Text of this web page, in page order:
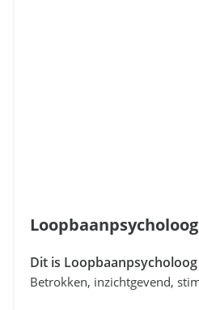
Dit is
Betrokken, inzichtgevend,